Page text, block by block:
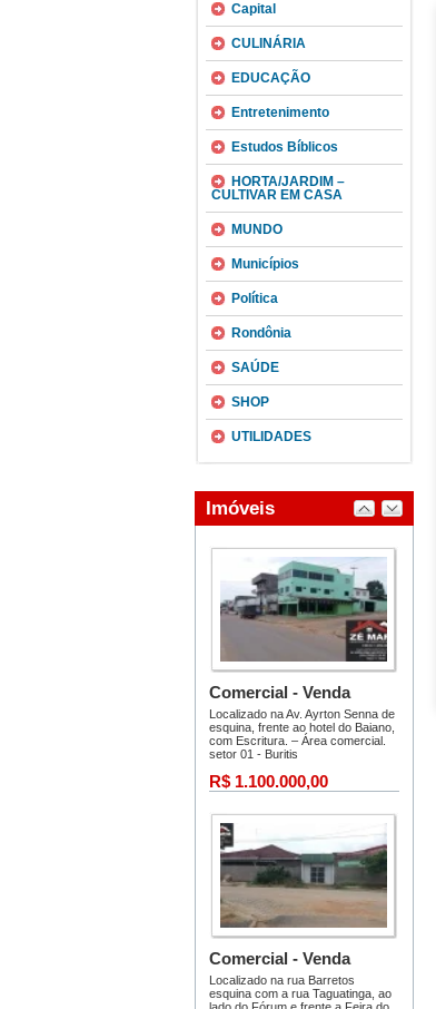
Capital
CULINÁRIA
EDUCAÇÃO
Entretenimento
Estudos Bíblicos
HORTA/JARDIM –
CULTIVAR EM CASA
MUNDO
Municípios
Política
Rondônia
SAÚDE
SHOP
UTILIDADES